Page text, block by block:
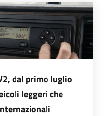
dal primo luglio
leggeri che